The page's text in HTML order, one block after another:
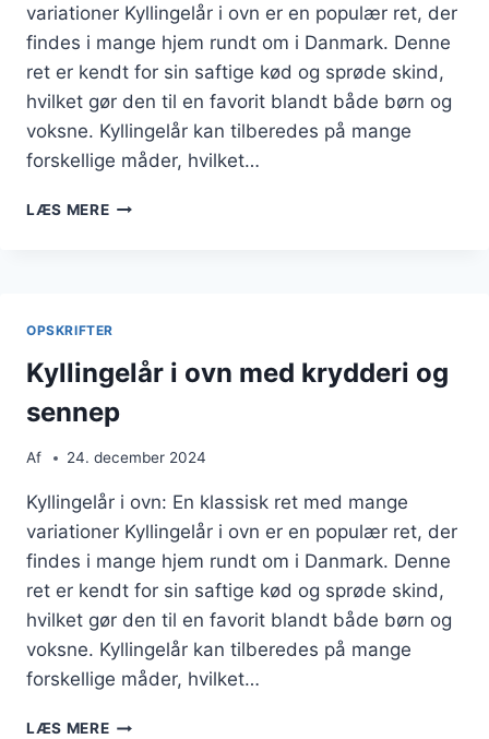
variationer Kyllingelår i ovn er en populær ret, der
findes i mange hjem rundt om i Danmark. Denne
ret er kendt for sin saftige kød og sprøde skind,
hvilket gør den til en favorit blandt både børn og
voksne. Kyllingelår kan tilberedes på mange
forskellige måder, hvilket…
LÆS MEREKYLLINGELÅR
OPSKRIFTER
Kyllingelår i ovn med krydderi og
sennep
Af 24. december 2024
Kyllingelår i ovn: En klassisk ret med mange
variationer Kyllingelår i ovn er en populær ret, der
findes i mange hjem rundt om i Danmark. Denne
ret er kendt for sin saftige kød og sprøde skind,
hvilket gør den til en favorit blandt både børn og
voksne. Kyllingelår kan tilberedes på mange
forskellige måder, hvilket…
LÆS MEREKYLLINGELÅR